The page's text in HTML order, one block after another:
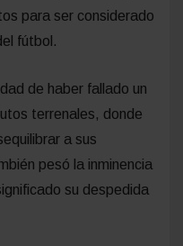
para ser considerado
fútbol.
de haber fallado un
terrenales, donde
a sus
pesó la inminencia
su despedida